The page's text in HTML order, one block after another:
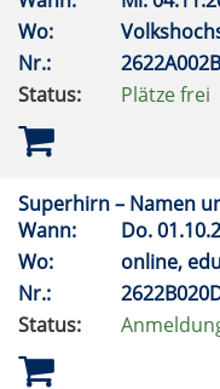
Wo:
Nr.:
Status:
Plätze frei
Superhirn – Namen
Wann:
Do.
Wo:
online,
Nr.:
Status: